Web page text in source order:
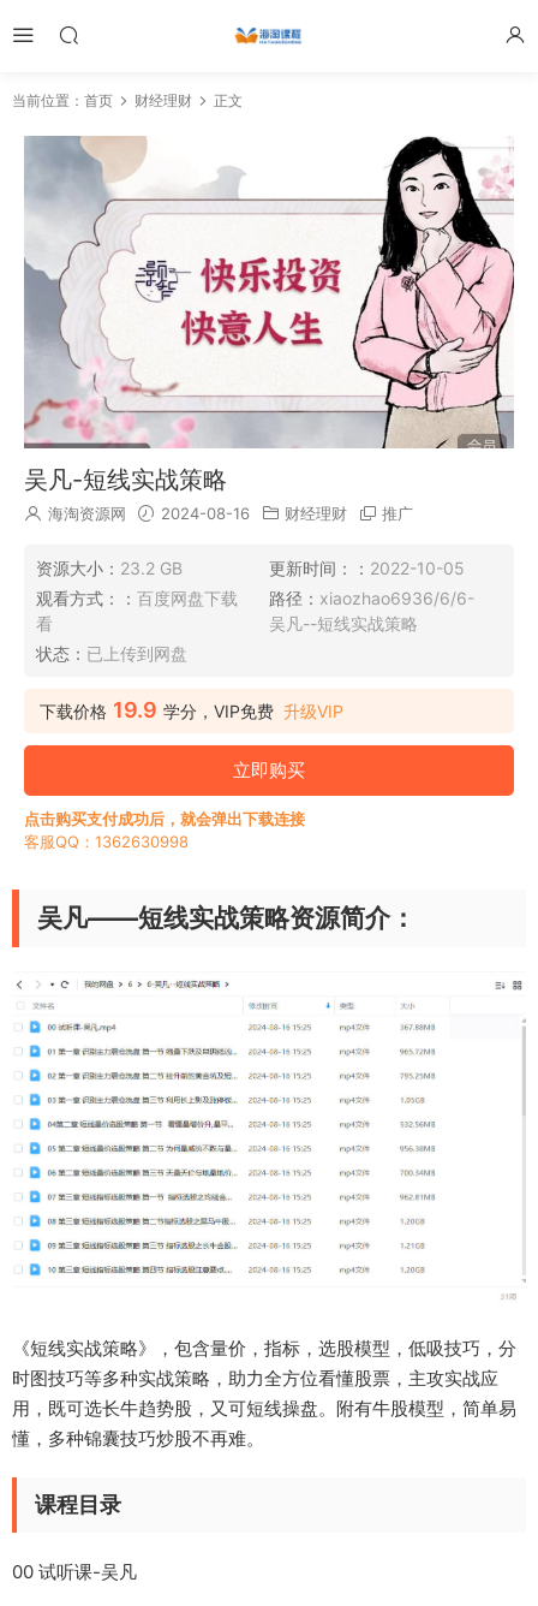
当前位置： 首页 财经理财 正文
吴凡-短线实战策略
海淘资源网 2024-08-16 财经理财 推广
资源大小： 23.2 GB 更新时间：： 2022-10-05
观看方式：： 百度网盘下载
看
路径： xiaozhao6936/6/6-
吴凡--短线实战策略
状态： 已上传到网盘
下载价格 19.9 学分，VIP免费 升级VIP
立即购买
点击购买支付成功后，就会弹出下载连接
客服QQ：1362630998
吴凡——短线实战策略资源简介：
《短线实战策略》，包含量价，指标，选股模型，低吸技巧，分
时图技巧等多种实战策略，助力全方位看懂股票，主攻实战应
用，既可选长牛趋势股，又可短线操盘。附有牛股模型，简单易
懂，多种锦囊技巧炒股不再难。
课程目录
00 试听课-吴凡